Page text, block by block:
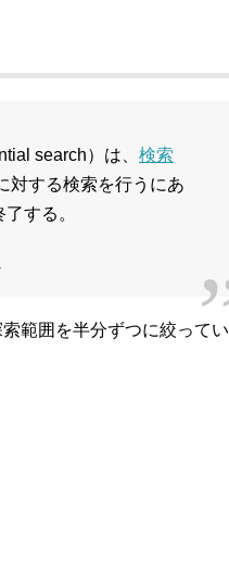
search）は、 検索
対する検索を行うにあ
する。
範囲を半分ずつに絞ってい